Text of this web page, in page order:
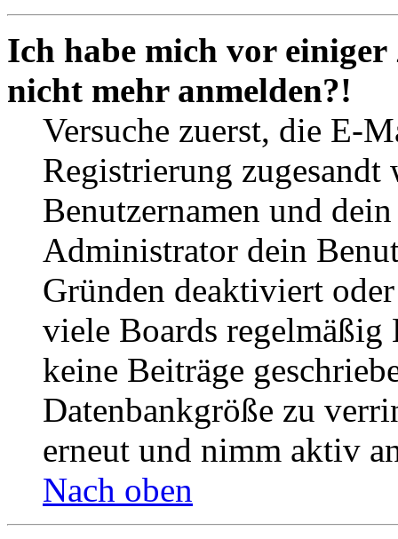
Ich habe mich vor
nicht mehr anmelden?!
Versuche zuerst, die E-
Registrierung
Benutzernamen und
Administrator dein
Gründen deaktiviert
viele Boards
keine Beiträge
Datenbankgröße zu
erneut und nimm aktiv
Nach oben